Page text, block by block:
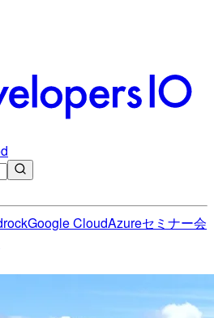
Google CloudAzureセミナー会